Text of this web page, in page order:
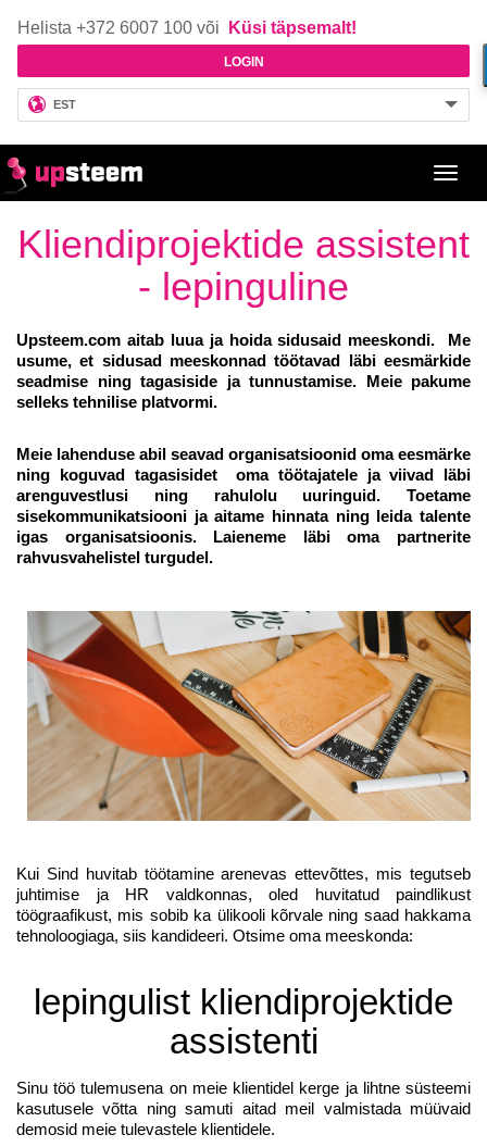
Helista +372 6007 100 või Küsi täpsemalt!
LOGIN
EST
Kliendiprojektide assistent
- lepinguline
Upsteem.com aitab luua ja hoida sidusaid meeskondi. Me
usume, et sidusad meeskonnad töötavad läbi eesmärkide
seadmise ning tagasiside ja tunnustamise. Meie pakume
selleks tehnilise platvormi.
Meie lahenduse abil seavad organisatsioonid oma eesmärke
ning koguvad tagasisidet oma töötajatele ja viivad läbi
arenguvestlusi ning rahulolu uuringuid. Toetame
sisekommunikatsiooni ja aitame hinnata ning leida talente
igas organisatsioonis. Laieneme läbi oma partnerite
rahvusvahelistel turgudel.
Kui Sind huvitab töötamine arenevas ettevõttes, mis tegutseb
juhtimise ja HR valdkonnas, oled huvitatud paindlikust
töögraafikust, mis sobib ka ülikooli kõrvale ning saad hakkama
tehnoloogiaga, siis kandideeri. Otsime oma meeskonda:
lepingulist kliendiprojektide
assistenti
Sinu töö tulemusena on meie klientidel kerge ja lihtne süsteemi
kasutusele võtta ning samuti aitad meil valmistada müüvaid
demosid meie tulevastele klientidele.